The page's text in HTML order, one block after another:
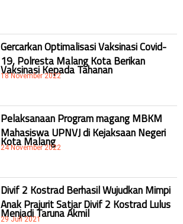
Gercarkan Optimalisasi Vaksinasi Covid-
19, Polresta Malang Kota Berikan
Vaksinasi Kepada Tahanan
18 November 2022
Pelaksanaan Program magang MBKM
Mahasiswa UPNVJ di Kejaksaan Negeri
Kota Malang
24 November 2022
Divif 2 Kostrad Berhasil Wujudkan Mimpi
Anak Prajurit Satjar Divif 2 Kostrad Lulus
Menjadi Taruna Akmil
29 Juli 2021